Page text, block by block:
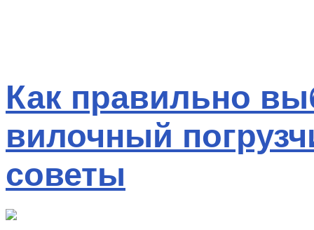
Как правильно
вилочный
советы